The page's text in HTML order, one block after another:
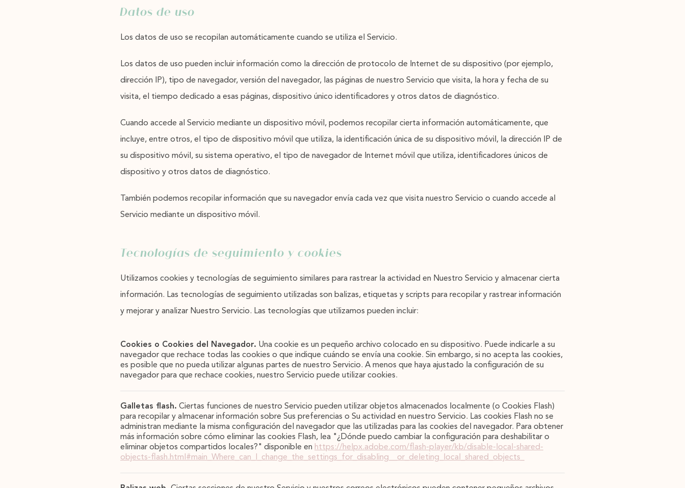
Datos de uso
Los datos de uso se recopilan automáticamente cuando se utiliza el Servicio.
Los datos de uso pueden incluir información como la dirección de protocolo de Internet de su dispositivo (por ejemplo,
dirección IP), tipo de navegador, versión del navegador, las páginas de nuestro Servicio que visita, la hora y fecha de su
visita, el tiempo dedicado a esas páginas, dispositivo único identificadores y otros datos de diagnóstico.
Cuando accede al Servicio mediante un dispositivo móvil, podemos recopilar cierta información automáticamente, que
incluye, entre otros, el tipo de dispositivo móvil que utiliza, la identificación única de su dispositivo móvil, la dirección IP de
su dispositivo móvil, su sistema operativo, el tipo de navegador de Internet móvil que utiliza, identificadores únicos de
dispositivo y otros datos de diagnóstico.
También podemos recopilar información que su navegador envía cada vez que visita nuestro Servicio o cuando accede al
Servicio mediante un dispositivo móvil.
Tecnologías de seguimiento y cookies
Utilizamos cookies y tecnologías de seguimiento similares para rastrear la actividad en Nuestro Servicio y almacenar cierta
información. Las tecnologías de seguimiento utilizadas son balizas, etiquetas y scripts para recopilar y rastrear información
y mejorar y analizar Nuestro Servicio. Las tecnologías que utilizamos pueden incluir:
Cookies o Cookies del Navegador. Una cookie es un pequeño archivo colocado en su dispositivo. Puede indicarle a su
navegador que rechace todas las cookies o que indique cuándo se envía una cookie. Sin embargo, si no acepta las cookies,
es posible que no pueda utilizar algunas partes de nuestro Servicio. A menos que haya ajustado la configuración de su
navegador para que rechace cookies, nuestro Servicio puede utilizar cookies.
Galletas flash. Ciertas funciones de nuestro Servicio pueden utilizar objetos almacenados localmente (o Cookies Flash)
para recopilar y almacenar información sobre Sus preferencias o Su actividad en nuestro Servicio. Las cookies Flash no se
administran mediante la misma configuración del navegador que las utilizadas para las cookies del navegador. Para obtener
más información sobre cómo eliminar las cookies Flash, lea "¿Dónde puedo cambiar la configuración para deshabilitar o
eliminar objetos compartidos locales?" disponible en https://helpx.adobe.com/flash-player/kb/disable-local-shared-
objects-flash.html#main_Where_can_I_change_the_settings_for_disabling__or_deleting_local_shared_objects_